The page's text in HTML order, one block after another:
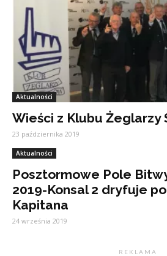
Aktualności
Wieści z Klubu Żeglarzy
23 października 2019
Aktualności
Posztormowe Pole
2019-Konsal 2 dryfuje
Kapitana
24 września 2019
R E K L A M A